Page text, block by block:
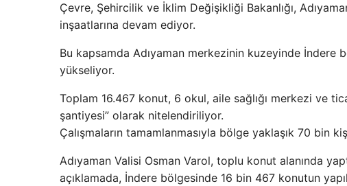
Çevre, Şehircilik ve İklim Değişikliği Bakanlığı,
inşaatlarına devam ediyor.
Bu kapsamda Adıyaman merkezinin kuzeyinde İndere
yükseliyor.
Toplam 16.467 konut, 6 okul, aile sağlığı merkezi ve
şantiyesi” olarak nitelendiriliyor.
Çalışmaların tamamlanmasıyla bölge yaklaşık 70 bin
Adıyaman Valisi Osman Varol, toplu konut alanında
açıklamada, İndere bölgesinde 16 bin 467 konutun